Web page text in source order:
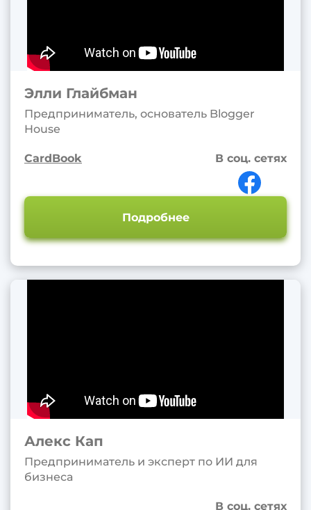
Элли Глайбман
Предприниматель, основатель Blogger
House
CardBook В соц. сетях
Подробнее
Алекс Кап
Предприниматель и эксперт по ИИ для
бизнеса
В соц. сетях